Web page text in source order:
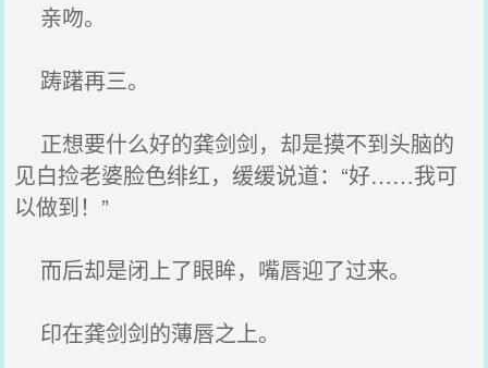
亲吻。
踌躇再三。
正想要什么好的龚剑剑，却是摸不到头脑的
见白捡老婆脸色绯红，缓缓说道：“好……我可
以做到！”
而后却是闭上了眼眸，嘴唇迎了过来。
印在龚剑剑的薄唇之上。